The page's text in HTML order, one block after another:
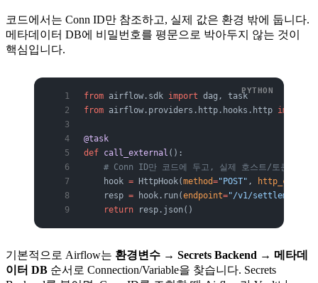
코드에서는 Conn ID만 참조하고, 실제 값은 환경 밖에 둡니다.
메타데이터 DB에 비밀번호를 평문으로 박아두지 않는 것이
핵심입니다.
from airflow.sdk import dag, task
from airflow.providers.http.hooks.http import
@task
def call_external ():
# Conn ID만 코드에 두고, 실제 호스트/토큰은
    hook
= HttpHook(method="POST" , http_conn_id
    resp
= hook.run(endpoint="/v1/settlements"
    return
resp.json()
기본적으로 Airflow는 환경변수 → Secrets Backend → 메타데
이터 DB 순서로 Connection/Variable을 찾습니다. Secrets